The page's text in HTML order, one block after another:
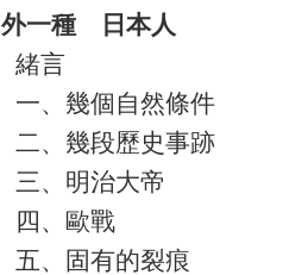
外一種 日本人
緒言
一、幾個自然條件
二、幾段歷史事跡
三、明治大帝
四、歐戰
五、固有的裂痕